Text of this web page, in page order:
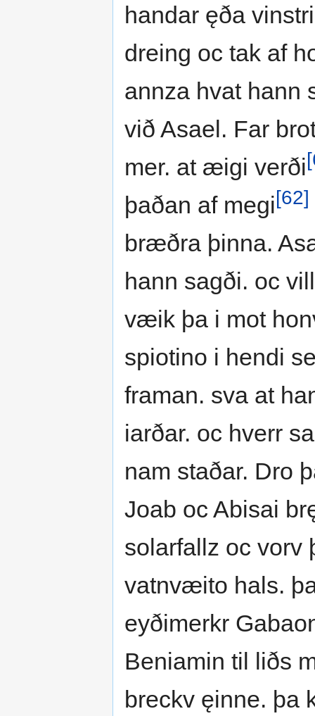
handar ęða
dreing oc tak af
annza hvat hann
við Asael. Far
mer. at æigi verði
þaðan af megi[62]
bræðra þinna.
hann sagði. oc
væik þa i mot
spiotino i hendi
framan. sva at
iarðar. oc hverr
nam staðar. Dro
Joab oc Abisai
solarfallz oc vorv
vatnvæito hals.
eyðimerkr
Beniamin til liðs
breckv ęinne. þa